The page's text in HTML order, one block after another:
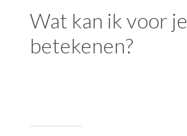
Wat kan ik voor je
betekenen?